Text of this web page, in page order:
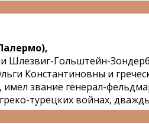
Шлезвиг-Гольштейн-
Константиновны и
имел звание генерал-
турецких войнах,